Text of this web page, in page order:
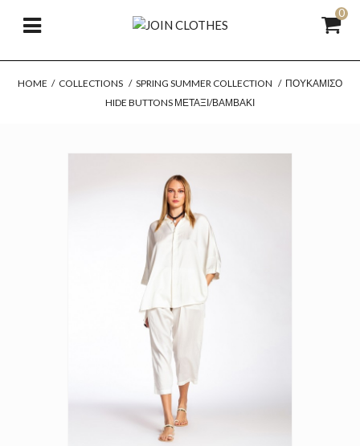
0
HOME / COLLECTIONS / SPRING SUMMER COLLECTION / ΠΟΥΚΆΜΙΣΟ
HIDE BUTTONS ΜΕΤΆΞΙ/ΒΑΜΒΆΚΙ